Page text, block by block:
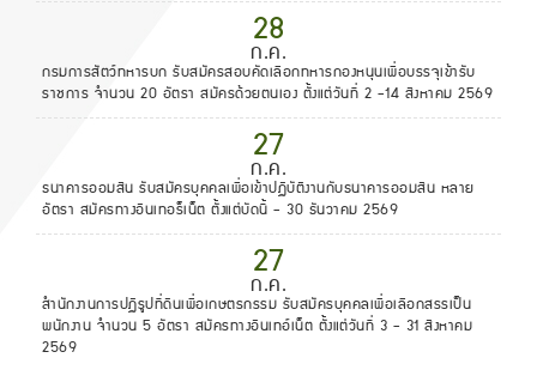
28
ก.ค.
กรมการสัตว์ทหารบก รับสมัครสอบคัดเลือกทหารกองหนุนเพื่อบรรจุเข้ารับ
ราชการ จำนวน 20 อัตรา สมัครด้วยตนเอง ตั้งแต่วันที่ 2 -14 สิงหาคม 2569
27
ก.ค.
ธนาคารออมสิน รับสมัครบุคคลเพื่อเข้าปฏิบัติงานกับธนาคารออมสิน หลาย
อัตรา สมัครทางอินเทอร็เน็ต ตั้งแต่บัดนี้ - 30 ธันวาคม 2569
27
ก.ค.
สำนักงานการปฏิรูปที่ดินเพื่อเกษตรกรรม รับสมัครบุคคลเพื่อเลือกสรรเป็น
พนักงาน จำนวน 5 อัตรา สมัครทางอินเทอ์เน็ต ตั้งแต่วันที่ 3 - 31 สิงหาคม
2569